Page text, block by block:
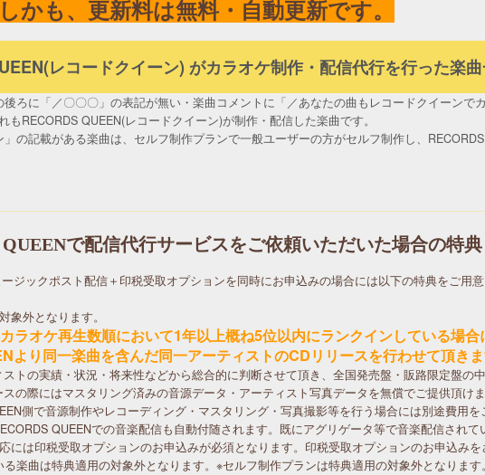
しかも、更新料は無料・自動更新です。
レコードクイーン) がカラオケ制作・配信代行を行った楽
ろに「／〇〇〇」の表記が無い・楽曲コメントに「／あなたの曲もレコードクイーンで
RECORDS QUEEN(レコードクイーン)が制作・配信した楽曲です。
の記載がある楽曲は、セルフ制作プランで一般ユーザーの方がセルフ制作し、
QUEENで配信代行サービスをご依頼いただいた場合の特典
ジックポスト配信＋印税受取オプションを同時にお申込みの場合には以下の特典をご用
象外となります。
ラオケ再生数順において1年以上概ね5位以内にランクインしている場
より同一楽曲を含んだ同一アーティストのCDリリースを行わせて頂きま
トの実績・状況・将来性などから総合的に判断させて頂き、全国発売盤・販路限定盤の
の際にはマスタリング済みの音源データ・アーティスト写真データを無償でご提供頂け
側で音源制作やレコーディング・マスタリング・写真撮影等を行う場合には別途費用
QUEENでの音楽配信も自動付随されます。既にアグリゲータ等で音楽配信されて
には印税受取オプションのお申込みが必須となります。印税受取オプションのお申込みを
楽曲は特典適用の対象外となります。※セルフ制作プランは特典適用の対象外となります。